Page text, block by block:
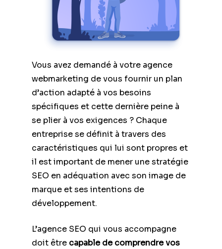
Vous avez demandé à votre agence
webmarketing de vous fournir un plan
d’action adapté à vos besoins
spécifiques et cette dernière peine à
se plier à vos exigences ? Chaque
entreprise se définit à travers des
caractéristiques qui lui sont propres et
il est important de mener une stratégie
SEO en adéquation avec son image de
marque et ses intentions de
développement.
L’agence SEO qui vous accompagne
doit être capable de comprendre vos